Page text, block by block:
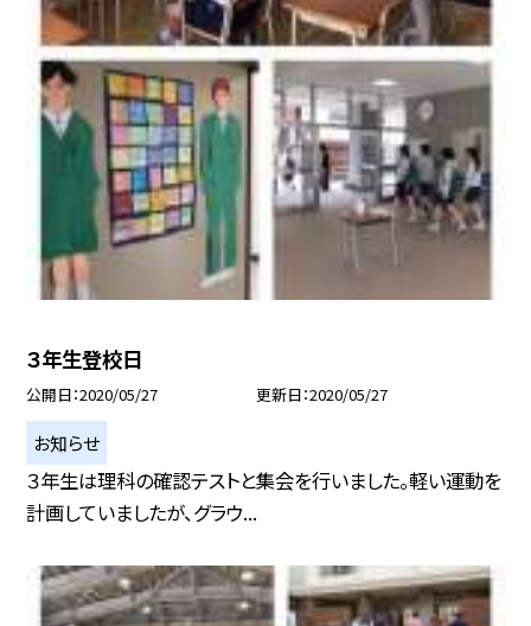
３年生登校日
公開日 2020/05/27 更新日 2020/05/27
お知らせ
３年生は理科の確認テストと集会を行いました。軽い運動を
計画していましたが、グラウ...